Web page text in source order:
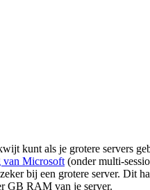
kunt als je grotere servers
van Microsoft (onder multi-
bij een grotere server. Dit
GB RAM van je server.